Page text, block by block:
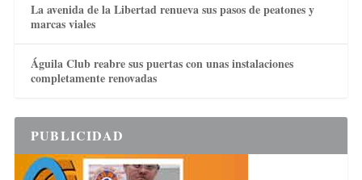
La avenida de la Libertad renueva sus pasos de peatones y
marcas viales
Águila Club reabre sus puertas con unas instalaciones
completamente renovadas
PUBLICIDAD